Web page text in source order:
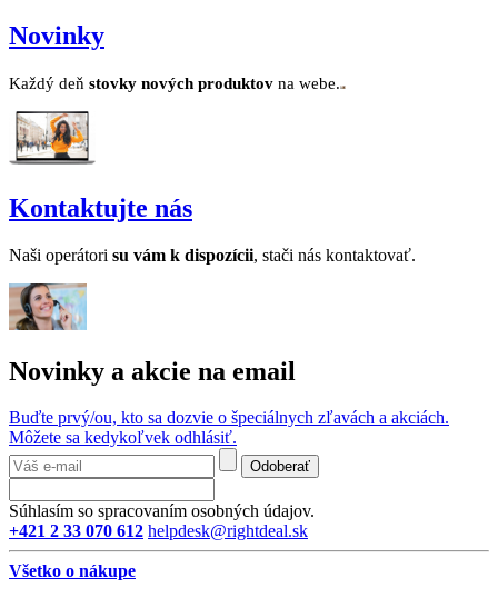
Novinky
Každý deň stovky nových produktov na webe.
Kontaktujte nás
Naši operátori su vám k dispozícii, stači nás kontaktovať.
Novinky a akcie na email
Buďte prvý/ou, kto sa dozvie o špeciálnych zľavách a akciách.
Môžete sa kedykoľvek odhlásiť.
Odoberať
Súhlasím so spracovaním osobných údajov.
+421 2 33 070 612 helpdesk@rightdeal.sk
Všetko o nákupe